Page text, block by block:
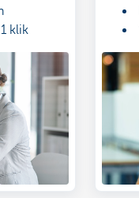
klik